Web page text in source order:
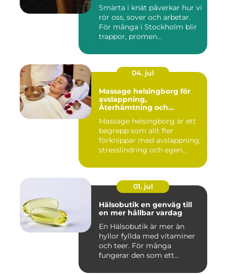
Smärta i knät påverkar hur vi
rör oss, sover och arbetar.
För många i Stockholm blir
trappor, promen...
04. jul
Massage helsingborg för
avslappning,
Återhämtning och
Massage helsingborg är ett
begrepp som allt fler
förknippar med avslappning,
stresslindring och egen...
01. jul
Hälsobutik en genväg till
en mer hållbar vardag
En Hälsobutik är mer än
hyllor fyllda med vitaminer
och teer. För många
fungerar den som ett